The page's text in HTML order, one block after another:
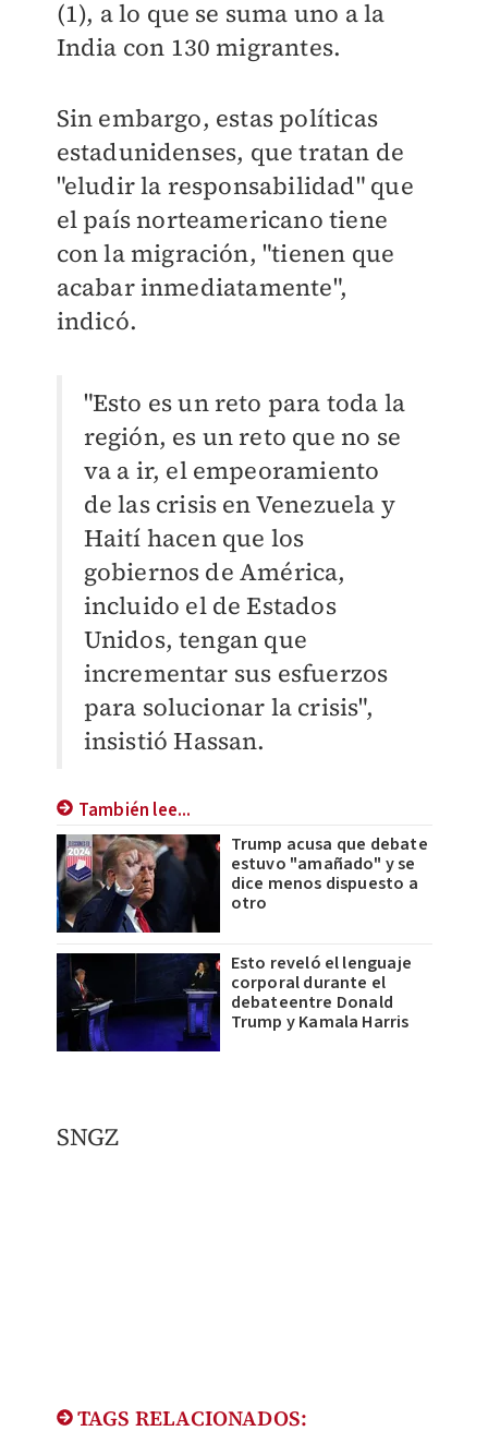
(1), a lo que se suma uno a la
India con 130 migrantes.
Sin embargo, estas políticas
estadunidenses, que tratan de
"eludir la responsabilidad" que
el país norteamericano tiene
con la migración, "tienen que
acabar inmediatamente",
indicó.
"Esto es un reto para toda la
región, es un reto que no se
va a ir, el empeoramiento
de las crisis en Venezuela y
Haití hacen que los
gobiernos de América,
incluido el de Estados
Unidos, tengan que
incrementar sus esfuerzos
para solucionar la crisis",
insistió Hassan.
También lee...
Trump acusa que debate
estuvo "amañado" y se
dice menos dispuesto a
otro
Esto reveló el lenguaje
corporal durante el
debateentre Donald
Trump y Kamala Harris
SNGZ
TAGS RELACIONADOS: